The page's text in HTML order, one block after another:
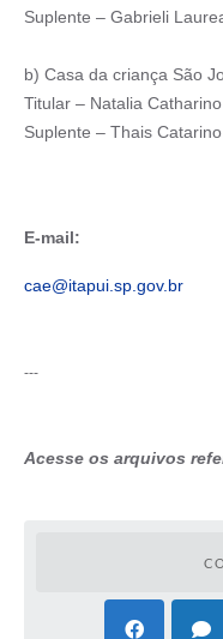
Suplente – Gabrieli
b) Casa da criança São
Titular – Natalia
Suplente – Thais
E-mail:
cae@itapui.sp.gov.br
---
Acesse os arquivos